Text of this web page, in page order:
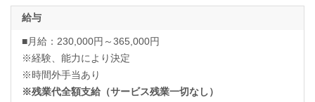
給与
■月給：230,000円～365,000円
※経験、能力により決定
※時間外手当あり
※残業代全額支給（サービス残業一切なし）